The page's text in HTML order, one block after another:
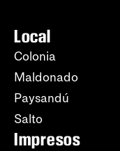
Local
Colonia
Maldonado
Paysandú
Salto
Impresos